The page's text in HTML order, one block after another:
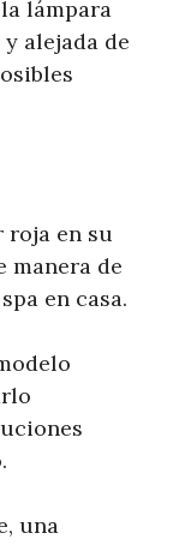
lámpara
alejada de
roja en su
manera de
en casa.
una